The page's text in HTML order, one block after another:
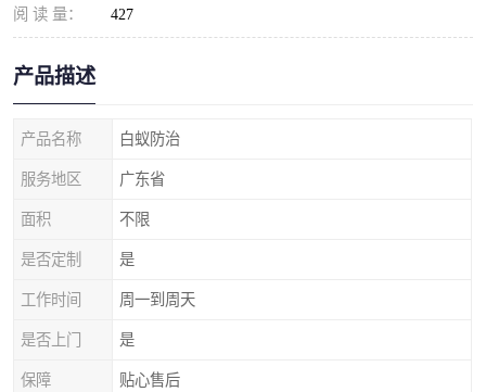
阅 读 量： 427
产品描述
产品名称 白蚁防治
服务地区 广东省
面积 不限
是否定制 是
工作时间 周一到周天
是否上门 是
保障 贴心售后